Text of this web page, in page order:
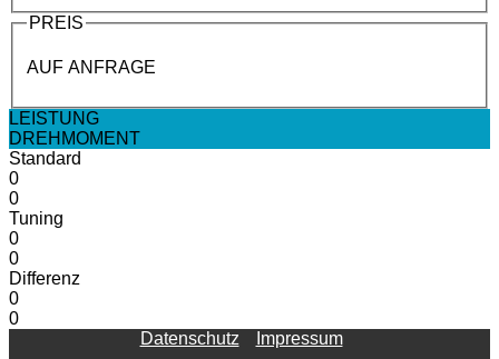
PREIS
AUF ANFRAGE
LEISTUNG
DREHMOMENT
Standard
0
0
Tuning
0
0
Differenz
0
0
Datenschutz
Impressum